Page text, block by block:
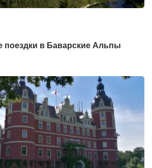
в Баварские Альпы